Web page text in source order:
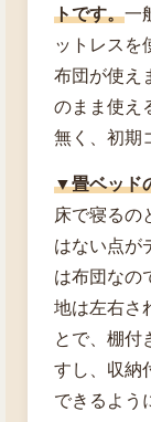
トです。一
ットレスを
布団が使え
のまま使え
無く、初期
▼畳ベッド
床で寝るの
はない点が
は布団なの
地は左右さ
とで、棚付
すし、収納
できるよう